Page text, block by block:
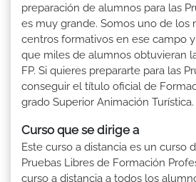
preparación de alumnos para las
es muy grande. Somos uno de los
centros formativos en ese campo
que miles de alumnos obtuvieran
FP. Si quieres prepararte para las
conseguir el título oficial de
grado Superior Animación Turística.
Curso que se dirige a
Este curso a distancia es un curso
Pruebas Libres de Formación
curso a distancia a todos los